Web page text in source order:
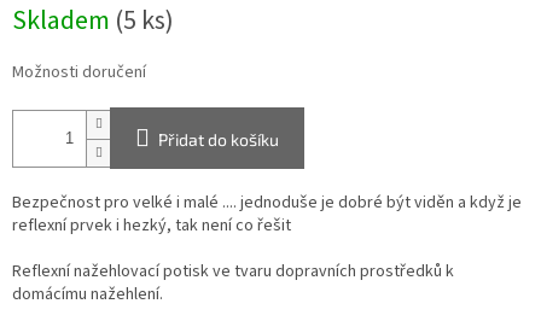
cena:
Skladem (5 ks)
Možnosti doručení
Přidat do košíku
Bezpečnost pro velké i malé .... jednoduše je dobré být viděn a když je
reflexní prvek i hezký, tak není co řešit
Reflexní nažehlovací potisk ve tvaru dopravních prostředků k
domácímu nažehlení.